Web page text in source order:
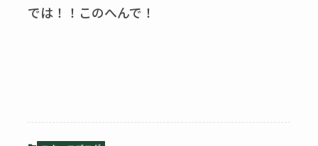
では！！このへんで！